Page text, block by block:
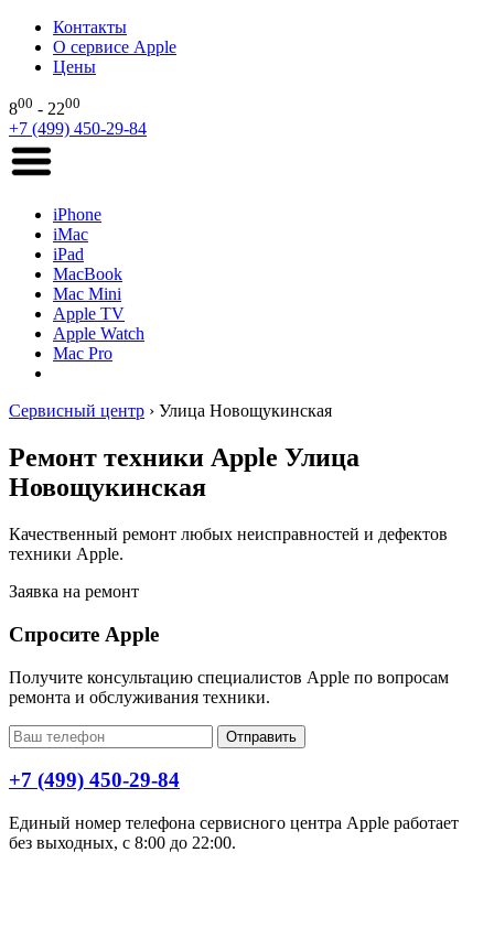
Контакты
О сервисе Apple
Цены
800 - 2200
+7 (499) 450-29-84
iPhone
iMac
iPad
MacBook
Mac Mini
Apple TV
Apple Watch
Mac Pro
Сервисный центр › Улица Новощукинская
Ремонт техники Apple Улица
Новощукинская
Качественный ремонт любых неисправностей и дефектов
техники Apple.
Заявка на ремонт
Спросите Apple
Получите консультацию специалистов Apple по вопросам
ремонта и обслуживания техники.
Отправить
+7 (499) 450-29-84
Единый номер телефона сервисного центра Apple работает
без выходных, с 8:00 до 22:00.